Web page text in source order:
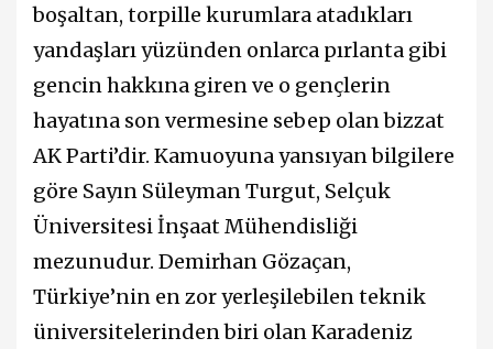
boşaltan, torpille kurumlara atadıkları
yandaşları yüzünden onlarca pırlanta gibi
gencin hakkına giren ve o gençlerin
hayatına son vermesine sebep olan bizzat
AK Parti’dir. Kamuoyuna yansıyan bilgilere
göre Sayın Süleyman Turgut, Selçuk
Üniversitesi İnşaat Mühendisliği
mezunudur. Demirhan Gözaçan,
Türkiye’nin en zor yerleşilebilen teknik
üniversitelerinden biri olan Karadeniz